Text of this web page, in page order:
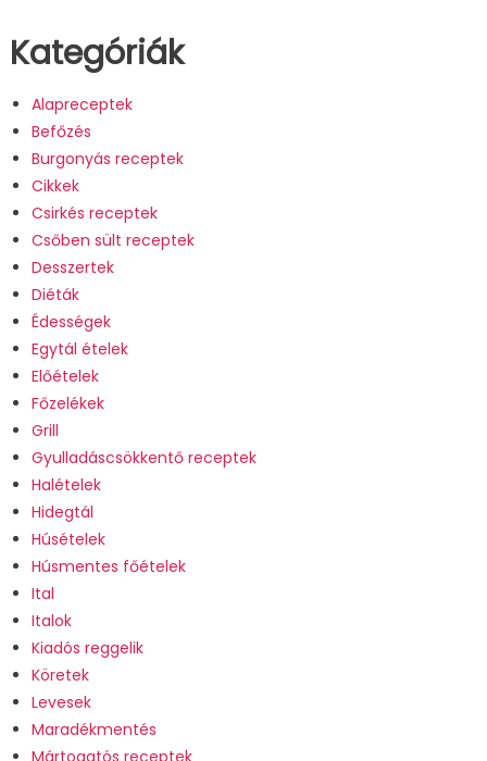
Kategóriák
Alapreceptek
Befőzés
Burgonyás receptek
Cikkek
Csirkés receptek
Csőben sült receptek
Desszertek
Diéták
Édességek
Egytál ételek
Előételek
Főzelékek
Grill
Gyulladáscsökkentő receptek
Halételek
Hidegtál
Húsételek
Húsmentes főételek
Ital
Italok
Kiadós reggelik
Köretek
Levesek
Maradékmentés
Mártogatós receptek